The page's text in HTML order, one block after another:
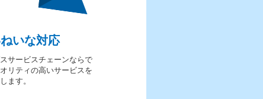
いな対応
サービスチェーンならで
リティの高いサービスを
ます。